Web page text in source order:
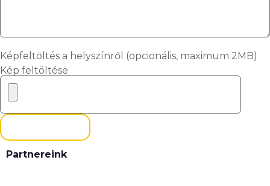
Képfeltöltés a helyszínről (opcionális, maximum 2MB)
Kép feltöltése
Partnereink